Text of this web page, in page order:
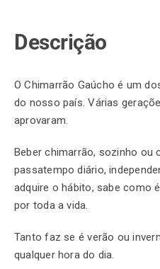
Descrição
O Chimarrão Gaúcho é um
do nosso país. Várias
aprovaram.
Beber chimarrão, sozinho ou
passatempo diário,
adquire o hábito, sabe como
por toda a vida.
Tanto faz se é verão ou
qualquer hora do dia.